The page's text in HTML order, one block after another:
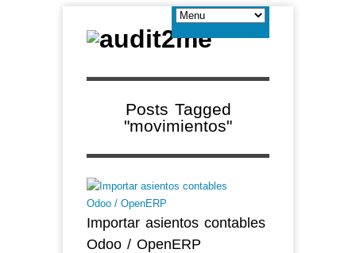
Posts Tagged
"movimientos"
Importar asientos contables
Odoo / OpenERP